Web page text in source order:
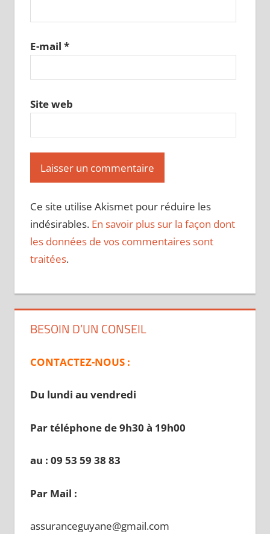
E-mail *
Site web
Ce site utilise Akismet pour réduire les
indésirables. En savoir plus sur la façon dont
les données de vos commentaires sont
traitées.
BESOIN D’UN CONSEIL
CONTACTEZ-NOUS :
Du lundi au vendredi
Par téléphone de 9h30 à 19h00
au : 09 53 59 38 83
Par Mail :
assuranceguyane@gmail.com